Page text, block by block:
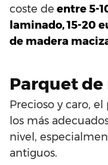
coste de entre 5-
laminado, 15-20
de madera
Parquet de
Precioso y caro,
los más
nivel,
antiguos.